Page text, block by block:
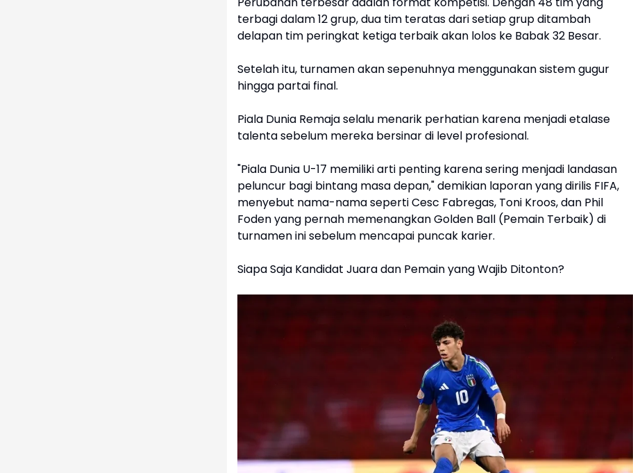
terbagi dalam 12 grup, dua tim teratas dari setiap grup ditambah
delapan tim peringkat ketiga terbaik akan lolos ke Babak 32 Besar.
Setelah itu, turnamen akan sepenuhnya menggunakan sistem gugur
hingga partai final.
Piala Dunia Remaja selalu menarik perhatian karena menjadi etalase
talenta sebelum mereka bersinar di level profesional.
"Piala Dunia U-17 memiliki arti penting karena sering menjadi landasan
peluncur bagi bintang masa depan," demikian laporan yang dirilis FIFA,
menyebut nama-nama seperti Cesc Fabregas, Toni Kroos, dan Phil
Foden yang pernah memenangkan Golden Ball (Pemain Terbaik) di
turnamen ini sebelum mencapai puncak karier.
Siapa Saja Kandidat Juara dan Pemain yang Wajib Ditonton?